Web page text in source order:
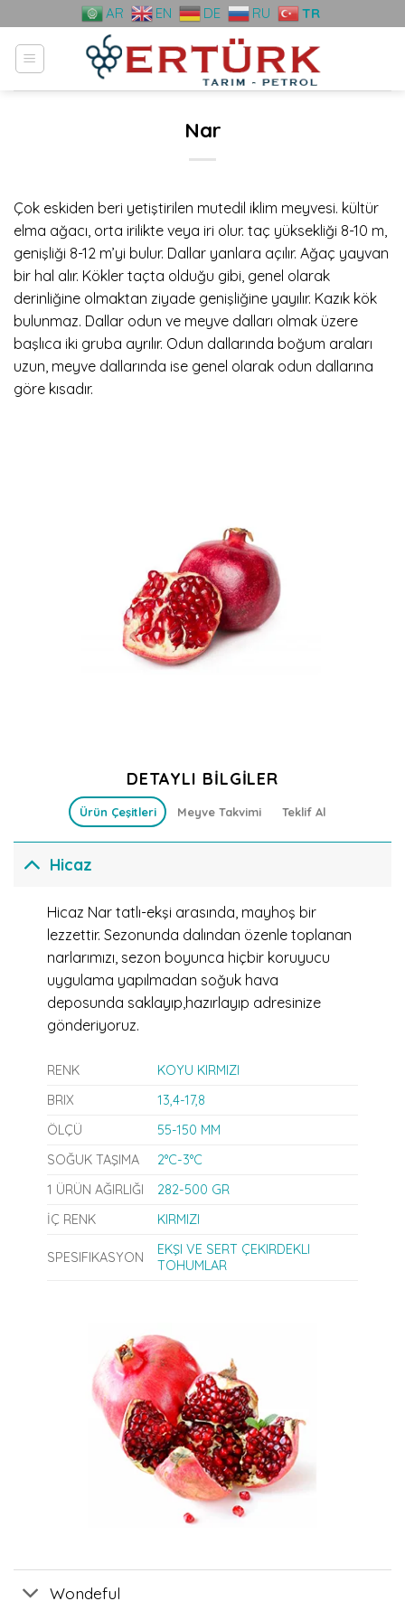
content
AR EN DE RU TR
Nar
Çok eskiden beri yetiştirilen mutedil iklim meyvesi. kültür
elma ağacı, orta irilikte veya iri olur. taç yüksekliği 8-10 m,
genişliği 8-12 m’yi bulur. Dallar yanlara açılır. Ağaç yayvan
bir hal alır. Kökler taçta olduğu gibi, genel olarak
derinliğine olmaktan ziyade genişliğine yayılır. Kazık kök
bulunmaz. Dallar odun ve meyve dalları olmak üzere
başlıca iki gruba ayrılır. Odun dallarında boğum araları
uzun, meyve dallarında ise genel olarak odun dallarına
göre kısadır.
DETAYLI BILGILER
Ürün Çeşitleri Meyve Takvimi Teklif Al
Hicaz
Hicaz Nar tatlı-ekşi arasında, mayhoş bir
lezzettir. Sezonunda dalından özenle toplanan
narlarımızı, sezon boyunca hiçbir koruyucu
uygulama yapılmadan soğuk hava
deposunda saklayıp,hazırlayıp adresinize
gönderiyoruz.
RENK
KOYU KIRMIZI
BRIX
13,4-17,8
ÖLÇÜ
55-150 MM
SOĞUK TAŞIMA
2°C-3°C
1 ÜRÜN AĞIRLIĞI
282-500 GR
İÇ RENK
KIRMIZI
SPESIFIKASYON
EKŞI VE SERT ÇEKIRDEKLI
TOHUMLAR
Wondeful